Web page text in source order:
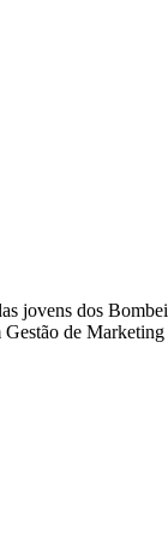
jovens dos
Gestão de